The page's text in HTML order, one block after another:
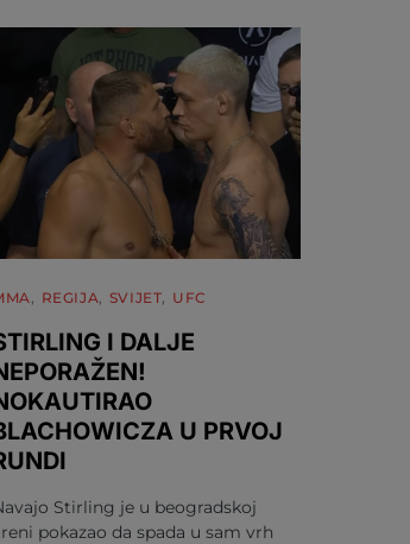
REGIJA SVIJET UFC
I DALJE
U PRVOJ
Stirling je u beogradskoj
pokazao da spada u sam vrh